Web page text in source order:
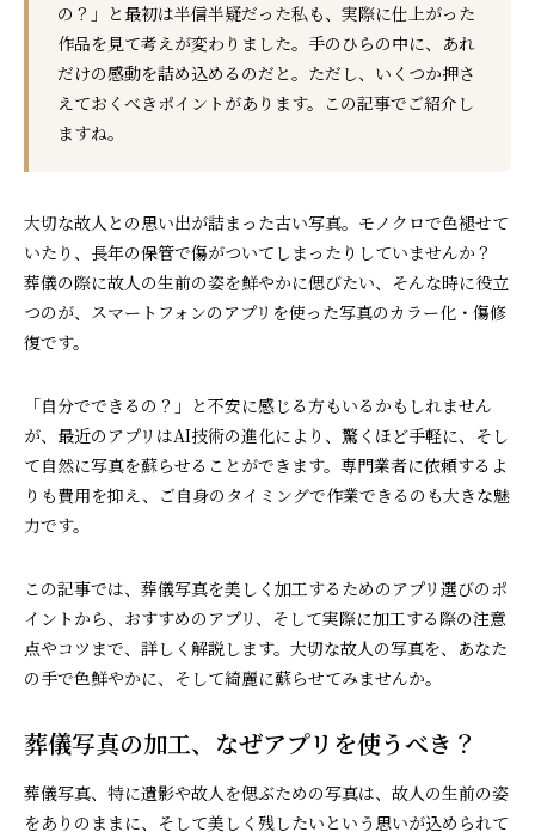
の？」と最初は半信半疑だった私も、実際に仕上がった
作品を見て考えが変わりました。手のひらの中に、あれ
だけの感動を詰め込めるのだと。ただし、いくつか押さ
えておくべきポイントがあります。この記事でご紹介し
ますね。
大切な故人との思い出が詰まった古い写真。モノクロで色褪せて
いたり、長年の保管で傷がついてしまったりしていませんか？
葬儀の際に故人の生前の姿を鮮やかに偲びたい、そんな時に役立
つのが、スマートフォンのアプリを使った写真のカラー化・傷修
復です。
「自分でできるの？」と不安に感じる方もいるかもしれません
が、最近のアプリはAI技術の進化により、驚くほど手軽に、そし
て自然に写真を蘇らせることができます。専門業者に依頼するよ
りも費用を抑え、ご自身のタイミングで作業できるのも大きな魅
力です。
この記事では、葬儀写真を美しく加工するためのアプリ選びのポ
イントから、おすすめのアプリ、そして実際に加工する際の注意
点やコツまで、詳しく解説します。大切な故人の写真を、あなた
の手で色鮮やかに、そして綺麗に蘇らせてみませんか。
葬儀写真の加工、なぜアプリを使うべき？
葬儀写真、特に遺影や故人を偲ぶための写真は、故人の生前の姿
をありのままに、そして美しく残したいという思いが込められて